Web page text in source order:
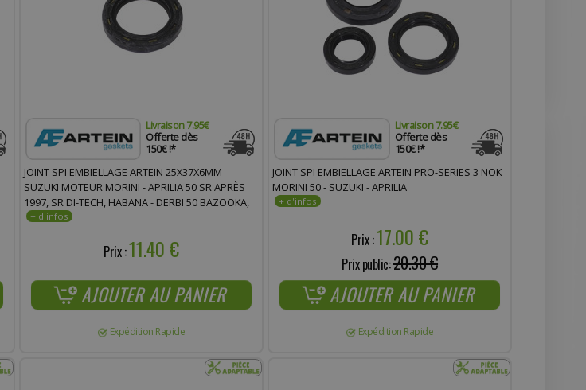
Livraison 7.95€
Offerte dès
150€ !*
JOINT SPI EMBIELLAGE ARTEIN 25X37X6MM
SUZUKI MOTEUR MORINI - APRILIA 50 SR APRÈS
1997, SR DI-TECH, HABANA - DERBI 50 BAZOOKA,
VAMOS - ITALJET 50 FORMULA
Prix :11.40 €
AJOUTER AU PANIER
Expédition Rapide
Livraison 7.95€
Offerte dès
150€ !*
JOINT SPI EMBIELLAGE ARTEIN PRO-SERIES 3 NOK
MORINI 50 - SUZUKI - APRILIA
Prix :17.00 €
Prix public:20.30 €
AJOUTER AU PANIER
Expédition Rapide